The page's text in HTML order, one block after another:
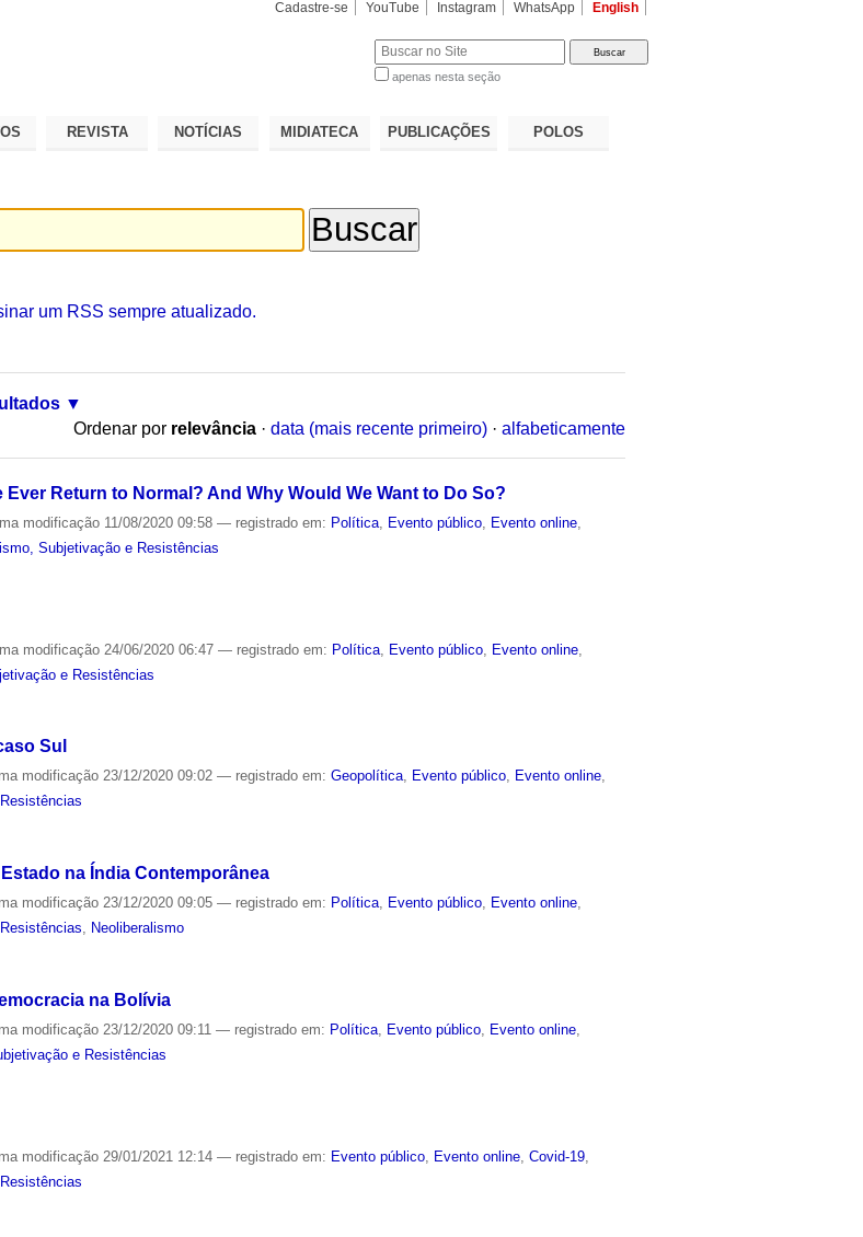
Cadastre-se YouTube Instagram WhatsApp English
apenas nesta seção
REVISTA NOTÍCIAS MIDIATECA PUBLICAÇÕES POLOS
um RSS sempre atualizado.
Ordenar por relevância · data (mais recente primeiro) · alfabeticamente
Return to Normal? And Why Would We Want to Do So?
modificação 11/08/2020 09:58— registrado em: Política Evento público Evento online
Subjetivação e Resistências
modificação 24/06/2020 06:47— registrado em: Política Evento público Evento online
e Resistências
Sul
modificação 23/12/2020 09:02— registrado em:Geopolítica, Evento público, Evento online,
na Índia Contemporânea
modificação 23/12/2020 09:05— registrado em: Política, Evento público, Evento online,
, Neoliberalismo
na Bolívia
modificação 23/12/2020 09:11— registrado em: Política Evento público Evento online
e Resistências
modificação 29/01/2021 12:14— registrado em: Evento público Evento online ,Covid-19